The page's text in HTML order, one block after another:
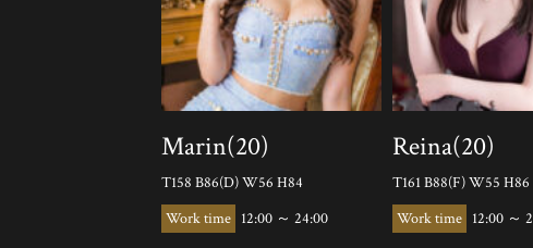
Marin(20)
T158 B86(D) W56 H84
12:00 ～ 24:00
Reina(20)
T161 B88(F) W55 H86
12:00 ～